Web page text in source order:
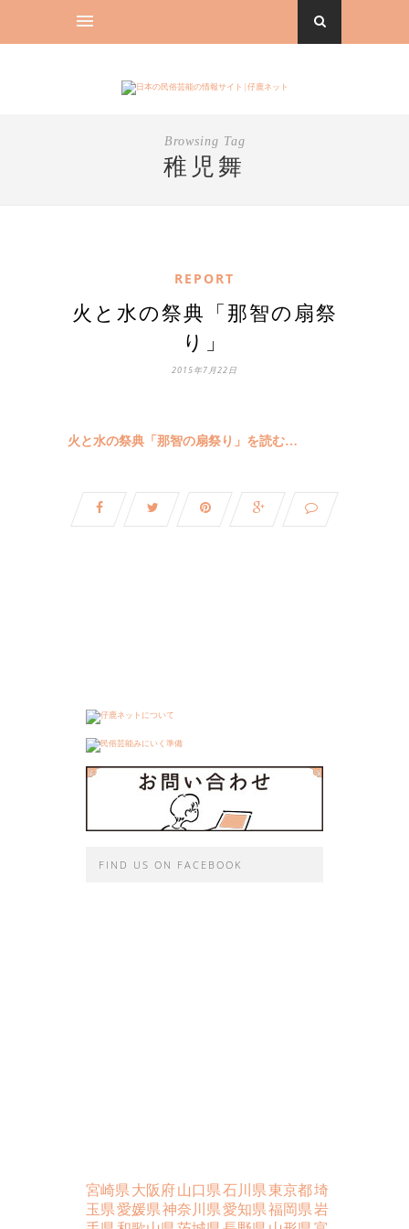
Browsing Tag
稚児舞
REPORT
火と水の祭典「那智の扇祭
り」
2015年7月22日
火と水の祭典「那智の扇祭り」を読む…
FIND US ON FACEBOOK
宮崎県 大阪府山口県石川県東京都埼
玉県愛媛県神奈川県愛知県福岡県岩